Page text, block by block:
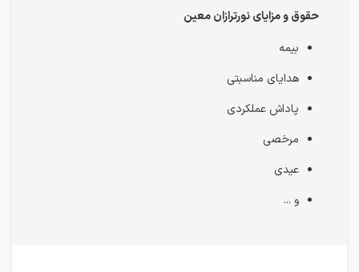
حقوق و مزایای نورترازان معین
بیمه
هدایای مناسبتی
پاداش عملکردی
مرخصی
عیدی
و ...